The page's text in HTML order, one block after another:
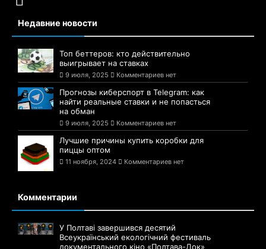
Недавние новости
Топ беттеров: кто действительно
выигрывает на ставках
9 июля, 2025 Комментариев нет
Прогнозы киберспорт в Telegram: как
найти реальные ставки и не попасться
на обман
9 июля, 2025 Комментариев нет
Лучшие причины купить коробки для
пиццы оптом
11 ноября, 2024 Комментариев нет
Комментарии
У Полтаві завершився десятий
Всеукраїнський екологічний фестиваль
документального кіно «Полтава-Док»